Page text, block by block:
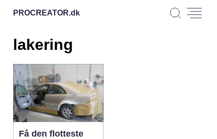
PROCREATOR.dk
lakering
Få den flotteste